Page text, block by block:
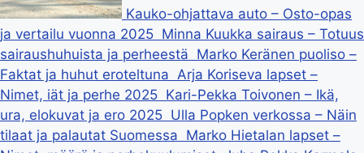
Kauko-ohjattava auto – Osto-opas
ja vertailu vuonna 2025 Minna Kuukka sairaus – Totuus
sairaushuhuista ja perheestä Marko Keränen puoliso –
Faktat ja huhut eroteltuna Arja Koriseva lapset –
Nimet, iät ja perhe 2025 Kari-Pekka Toivonen – Ikä,
ura, elokuvat ja ero 2025 Ulla Popken verkossa – Näin
tilaat ja palautat Suomessa Marko Hietalan lapset –